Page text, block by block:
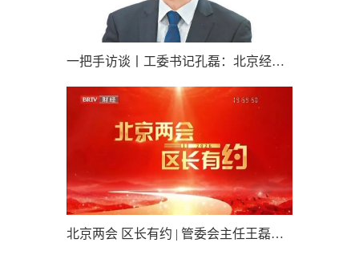
一把手访谈丨工委书记孔磊：北京经开区在新时代首都发展中当先锋挑大梁
北京两会 区长有约 | 管委会主任王磊：欢迎大家走进亦庄，解锁未来，感受科技产业的无穷魅力